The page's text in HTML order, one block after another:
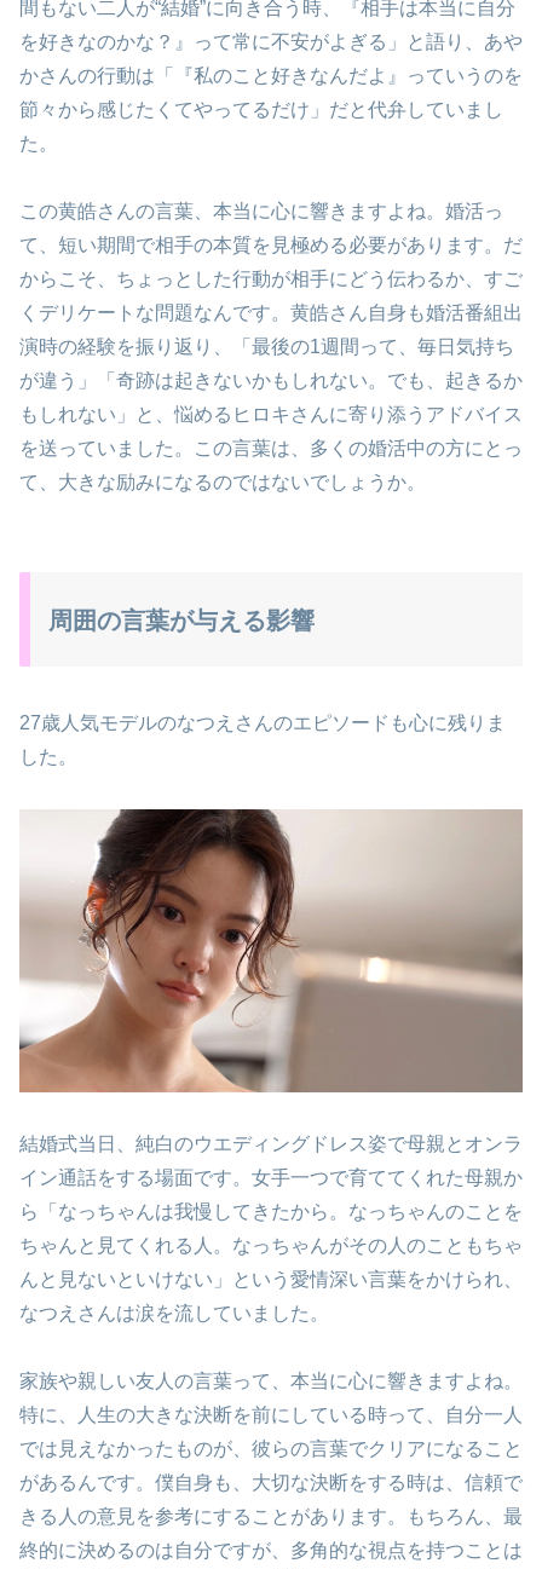
間もない二人が“結婚”に向き合う時、『相手は本当に自分
を好きなのかな？』って常に不安がよぎる」と語り、あや
かさんの行動は「『私のこと好きなんだよ』っていうのを
節々から感じたくてやってるだけ」だと代弁していまし
た。
この黄皓さんの言葉、本当に心に響きますよね。婚活っ
て、短い期間で相手の本質を見極める必要があります。だ
からこそ、ちょっとした行動が相手にどう伝わるか、すご
くデリケートな問題なんです。黄皓さん自身も婚活番組出
演時の経験を振り返り、「最後の1週間って、毎日気持ち
が違う」「奇跡は起きないかもしれない。でも、起きるか
もしれない」と、悩めるヒロキさんに寄り添うアドバイス
を送っていました。この言葉は、多くの婚活中の方にとっ
て、大きな励みになるのではないでしょうか。
周囲の言葉が与える影響
27歳人気モデルのなつえさんのエピソードも心に残りま
した。
結婚式当日、純白のウエディングドレス姿で母親とオンラ
イン通話をする場面です。女手一つで育ててくれた母親か
ら「なっちゃんは我慢してきたから。なっちゃんのことを
ちゃんと見てくれる人。なっちゃんがその人のこともちゃ
んと見ないといけない」という愛情深い言葉をかけられ、
なつえさんは涙を流していました。
家族や親しい友人の言葉って、本当に心に響きますよね。
特に、人生の大きな決断を前にしている時って、自分一人
では見えなかったものが、彼らの言葉でクリアになること
があるんです。僕自身も、大切な決断をする時は、信頼で
きる人の意見を参考にすることがあります。もちろん、最
終的に決めるのは自分ですが、多角的な視点を持つことは